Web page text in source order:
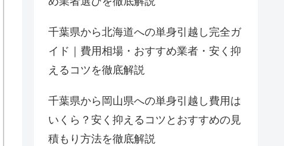
千葉県から北海道への単身引越し完全ガ
イド｜費用相場・おすすめ業者・安く抑
えるコツを徹底解説
千葉県から岡山県への単身引越し費用は
いくら？安く抑えるコツとおすすめの見
積もり方法を徹底解説